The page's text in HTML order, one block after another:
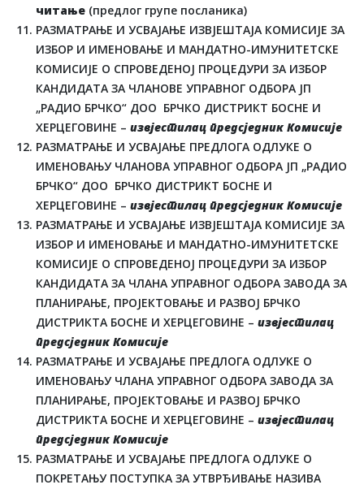
читање (предлог групе посланика)
РАЗМАТРАЊЕ И УСВАЈАЊЕ ИЗВЈЕШТАЈА КОМИСИЈЕ ЗА
ИЗБОР И ИМЕНОВАЊЕ И МАНДАТНО-ИМУНИТЕТСКЕ
КОМИСИЈЕ О СПРОВЕДЕНОЈ ПРОЦЕДУРИ ЗА ИЗБОР
КАНДИДАТА ЗА ЧЛАНОВЕ УПРАВНОГ ОДБОРА ЈП
„РАДИО БРЧКО“ ДОО БРЧКО ДИСТРИКТ БОСНЕ И
ХЕРЦЕГОВИНЕ – извјестилац предсједник Комисије
РАЗМАТРАЊЕ И УСВАЈАЊЕ ПРЕДЛОГА ОДЛУКЕ О
ИМЕНОВАЊУ ЧЛАНОВА УПРАВНОГ ОДБОРА ЈП „РАДИО
БРЧКО“ ДОО БРЧКО ДИСТРИКТ БОСНЕ И
ХЕРЦЕГОВИНЕ – извјестилац предсједник Комисије
РАЗМАТРАЊЕ И УСВАЈАЊЕ ИЗВЈЕШТАЈА КОМИСИЈЕ ЗА
ИЗБОР И ИМЕНОВАЊЕ И МАНДАТНО-ИМУНИТЕТСКЕ
КОМИСИЈЕ О СПРОВЕДЕНОЈ ПРОЦЕДУРИ ЗА ИЗБОР
КАНДИДАТА ЗА ЧЛАНА УПРАВНОГ ОДБОРА ЗАВОДА ЗА
ПЛАНИРАЊЕ, ПРОЈЕКТОВАЊЕ И РАЗВОЈ БРЧКО
ДИСТРИКТА БОСНЕ И ХЕРЦЕГОВИНЕ – извјестилац
предсједник Комисије
РАЗМАТРАЊЕ И УСВАЈАЊЕ ПРЕДЛОГА ОДЛУКЕ О
ИМЕНОВАЊУ ЧЛАНА УПРАВНОГ ОДБОРА ЗАВОДА ЗА
ПЛАНИРАЊЕ, ПРОЈЕКТОВАЊЕ И РАЗВОЈ БРЧКО
ДИСТРИКТА БОСНЕ И ХЕРЦЕГОВИНЕ – извјестилац
предсједник Комисије
РАЗМАТРАЊЕ И УСВАЈАЊЕ ПРЕДЛОГА ОДЛУКЕ О
ПОКРЕТАЊУ ПОСТУПКА ЗА УТВРЂИВАЊЕ НАЗИВА